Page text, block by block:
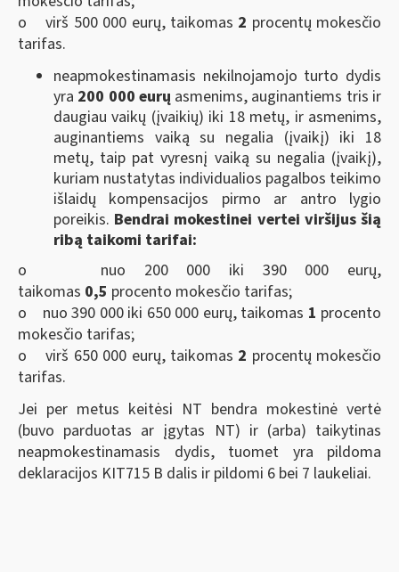
o virš 500 000 eurų, taikomas 2 procentų mokesčio
tarifas.
neapmokestinamasis nekilnojamojo turto dydis
yra 200 000 eurų asmenims, auginantiems tris ir
daugiau vaikų (įvaikių) iki 18 metų, ir asmenims,
auginantiems vaiką su negalia (įvaikį) iki 18
metų, taip pat vyresnį vaiką su negalia (įvaikį),
kuriam nustatytas individualios pagalbos teikimo
išlaidų kompensacijos pirmo ar antro lygio
poreikis. Bendrai mokestinei vertei viršijus šią
ribą taikomi tarifai:
o nuo 200 000 iki 390 000 eurų,
taikomas 0,5 procento mokesčio tarifas;
o nuo 390 000 iki 650 000 eurų, taikomas 1 procento
mokesčio tarifas;
o virš 650 000 eurų, taikomas 2 procentų mokesčio
tarifas.
Jei per metus keitėsi NT bendra mokestinė vertė
(buvo parduotas ar įgytas NT) ir (arba) taikytinas
neapmokestinamasis dydis, tuomet yra pildoma
deklaracijos KIT715 B dalis ir pildomi 6 bei 7 laukeliai.